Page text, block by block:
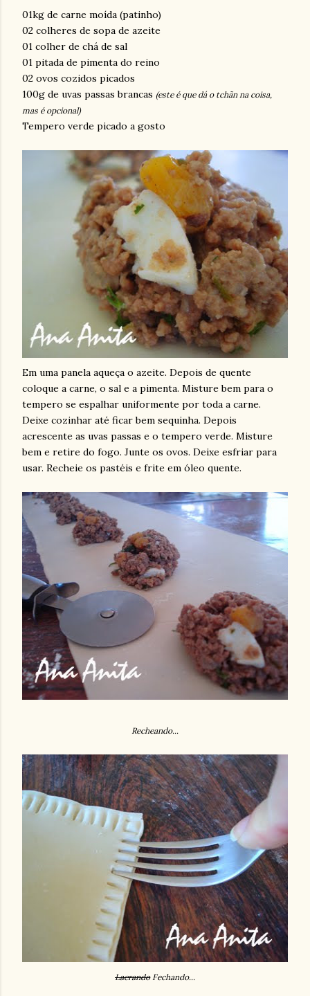
01kg de carne moída (patinho)
02 colheres de sopa de azeite
01 colher de chá de sal
01 pitada de pimenta do reino
02 ovos cozidos picados
100g de uvas passas brancas (este é que dá o tchãn na coisa,
mas é opcional)
Tempero verde picado a gosto
Em uma panela aqueça o azeite. Depois de quente
coloque a carne, o sal e a pimenta. Misture bem para o
tempero se espalhar uniformente por toda a carne.
Deixe cozinhar até ficar bem sequinha. Depois
acrescente as uvas passas e o tempero verde. Misture
bem e retire do fogo. Junte os ovos. Deixe esfriar para
usar. Recheie os pastéis e frite em óleo quente.
Recheando...
LacrandoFechando...